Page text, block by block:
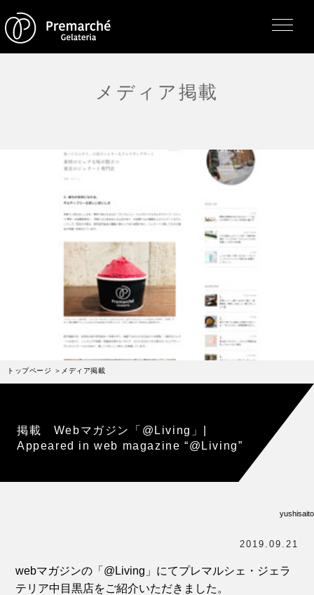
ジェラートについて
フレーバー（メニュー）
通販のご案内
お知らせ・メディア掲載
お問い合わせ
プレマルシェジェラテリアについて
メディア掲載
トップページ メディア掲載
掲載 Webマガジン「@Living」|
Appeared in web magazine “@Living”
yushisaito
2019.09.21
webマガジンの「@Living」にてプレマルシェ・ジェラ
テリア中目黒店をご紹介いただきました。